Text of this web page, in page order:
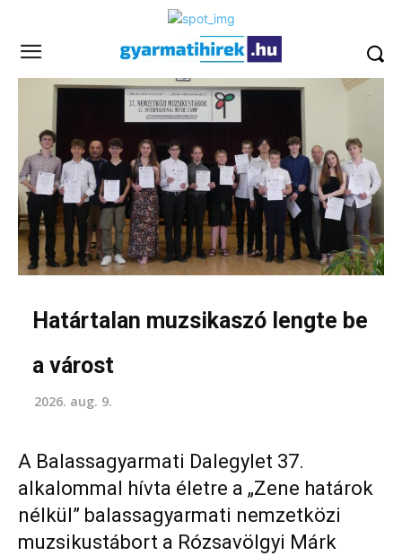
Határtalan muzsikaszó lengte be
a várost
2026. aug. 9.
A Balassagyarmati Dalegylet 37.
alkalommal hívta életre a „Zene határok
nélkül” balassagyarmati nemzetközi
muzsikustábort a Rózsavölgyi Márk